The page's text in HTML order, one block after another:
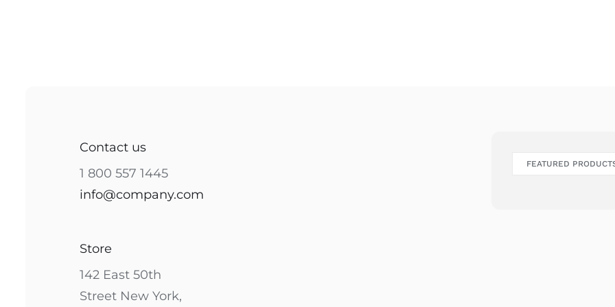
Contact us
1 800 557 1445
info@company.com
Store
142 East 50th
Street New York,
FEATURED